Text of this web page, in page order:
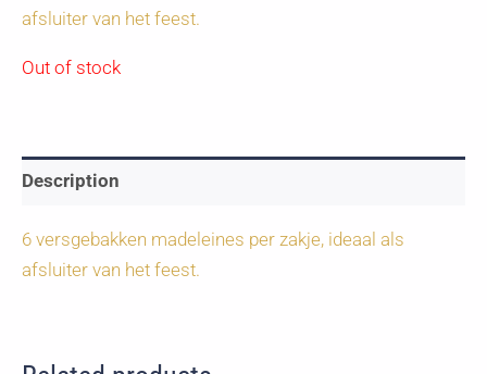
afsluiter van het feest.
Out of stock
Description
6 versgebakken madeleines per zakje, ideaal als
afsluiter van het feest.